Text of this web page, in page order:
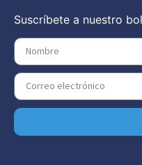
Suscríbete a nuestro